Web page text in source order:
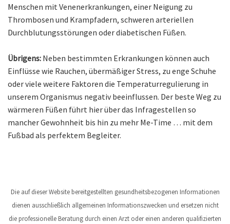
Menschen mit Venenerkrankungen, einer Neigung zu
Thrombosen und Krampfadern, schweren arteriellen
Durchblutungsstörungen oder diabetischen Füßen.
Übrigens: Neben bestimmten Erkrankungen können auch
Einflüsse wie Rauchen, übermäßiger Stress, zu enge Schuhe
oder viele weitere Faktoren die Temperaturregulierung in
unserem Organismus negativ beeinflussen. Der beste Weg zu
wärmeren Füßen führt hier über das Infragestellen so
mancher Gewohnheit bis hin zu mehr Me-Time … mit dem
Fußbad als perfektem Begleiter.
Die auf dieser Website bereitgestellten gesundheitsbezogenen Informationen
dienen ausschließlich allgemeinen Informationszwecken und ersetzen nicht
die professionelle Beratung durch einen Arzt oder einen anderen qualifizierten